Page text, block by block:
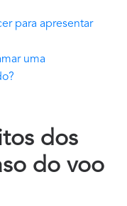
para apresentar
uma
dos
do voo